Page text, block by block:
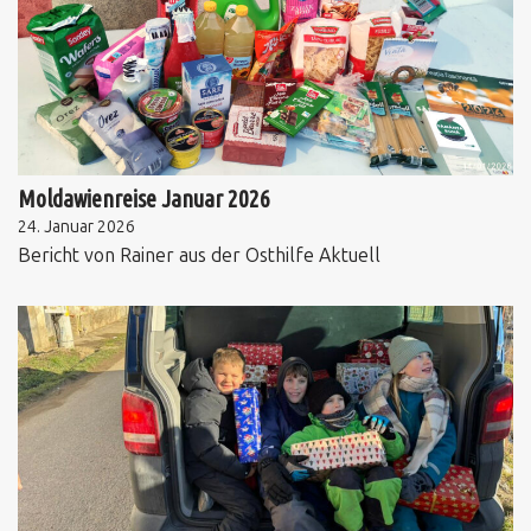
Moldawienreise Januar 2026
24. Januar 2026
Bericht von Rainer aus der Osthilfe Aktuell